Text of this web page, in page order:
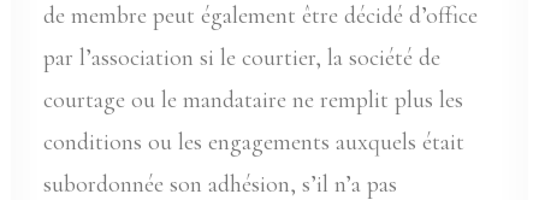
de membre peut également être décidé d’office
par l’association si le courtier, la société de
courtage ou le mandataire ne remplit plus les
conditions ou les engagements auxquels était
subordonnée son adhésion, s’il n’a pas